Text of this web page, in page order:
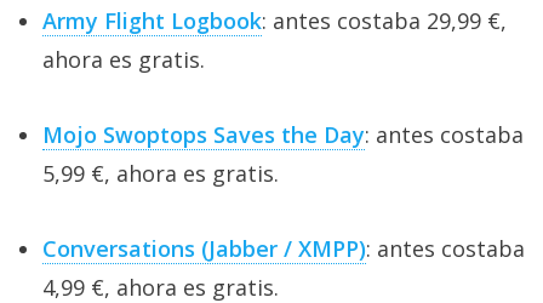
Army Flight Logbook: antes costaba 29,99 €,
ahora es gratis.
Mojo Swoptops Saves the Day: antes costaba
5,99 €, ahora es gratis.
Conversations (Jabber / XMPP): antes costaba
4,99 €, ahora es gratis.